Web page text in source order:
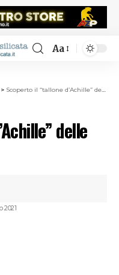
Aa
> Scoperto il “tallone d’Achille” delle cellule tumorali
delle
2021